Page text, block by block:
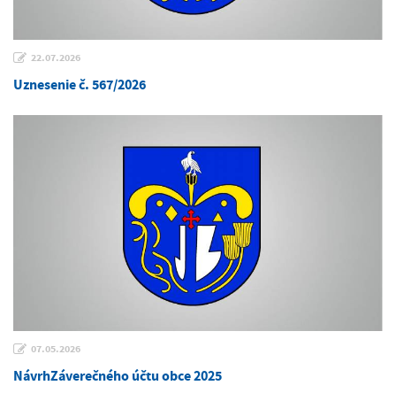
22.07.2026
Uznesenie č. 567/2026
07.05.2026
NávrhZáverečného účtu obce 2025